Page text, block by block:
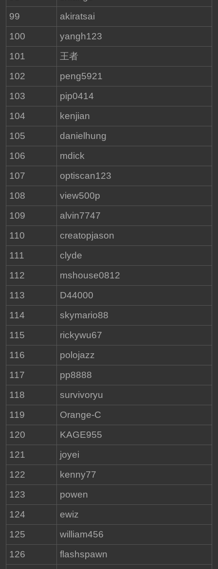
99
akiratsai
100
yangh123
101
王者
102
peng5921
103
pip0414
104
kenjian
105
danielhung
106
mdick
107
optiscan123
108
view500p
109
alvin7747
110
creatopjason
111
clyde
112
mshouse0812
113
D44000
114
skymario88
115
rickywu67
116
polojazz
117
pp8888
118
survivoryu
119
Orange-C
120
KAGE955
121
joyei
122
kenny77
123
powen
124
ewiz
125
william456
126
flashspawn